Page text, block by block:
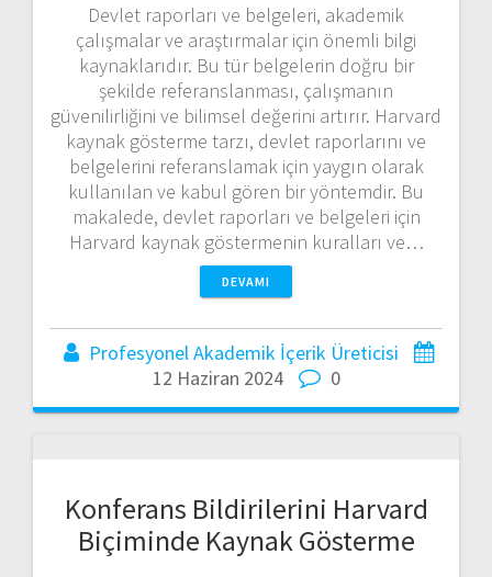
Devlet raporları ve belgeleri, akademik
çalışmalar ve araştırmalar için önemli bilgi
kaynaklarıdır. Bu tür belgelerin doğru bir
şekilde referanslanması, çalışmanın
güvenilirliğini ve bilimsel değerini artırır. Harvard
kaynak gösterme tarzı, devlet raporlarını ve
belgelerini referanslamak için yaygın olarak
kullanılan ve kabul gören bir yöntemdir. Bu
makalede, devlet raporları ve belgeleri için
Harvard kaynak göstermenin kuralları ve…
DEVAMI
Profesyonel Akademik İçerik Üreticisi
12 Haziran 2024
0
Konferans Bildirilerini Harvard
Biçiminde Kaynak Gösterme